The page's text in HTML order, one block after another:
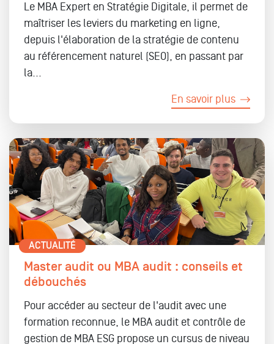
Le MBA Expert en Stratégie Digitale, il permet de
maîtriser les leviers du marketing en ligne,
depuis l'élaboration de la stratégie de contenu
au référencement naturel (SEO), en passant par
la...
En savoir plus
ACTUALITÉ
Master audit ou MBA audit : conseils et
débouchés
Pour accéder au secteur de l'audit avec une
formation reconnue, le MBA audit et contrôle de
gestion de MBA ESG propose un cursus de niveau